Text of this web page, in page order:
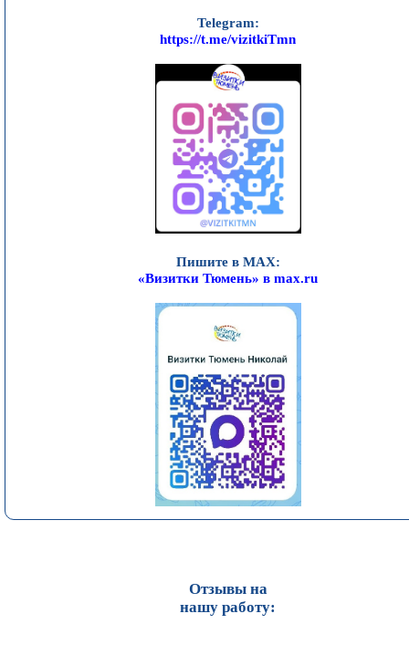
Telegram:
https://t.me/vizitkiTmn
Пишите в MAX:
«Визитки Тюмень» в max.ru
Отзывы на
нашу работу: